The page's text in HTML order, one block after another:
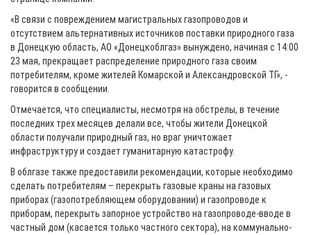
«В связи с повреждением магистральных газопроводов и
отсутствием альтернативных источников поставки природного газа
в Донецкую область, АО «Донецкоблгаз» вынуждено, начиная с 14:00
23 мая, прекращает распределение природного газа своим
потребителям, кроме жителей Комарской и Александровской ТГ», -
говорится в сообщении.
Отмечается, что специалисты, несмотря на обстрелы, в течение
последних трех месяцев делали все, чтобы жители Донецкой
области получали природный газ, но враг уничтожает
инфраструктуру и создает гуманитарную катастрофу.
В облгазе также предоставили рекомендации, которые необходимо
сделать потребителям – перекрыть газовые краны на газовых
приборах (газопотребляющем оборудовании) и газопроводе к
приборам, перекрыть запорное устройство на газопроводе-вводе в
частный дом (касается только частного сектора), на коммунально-